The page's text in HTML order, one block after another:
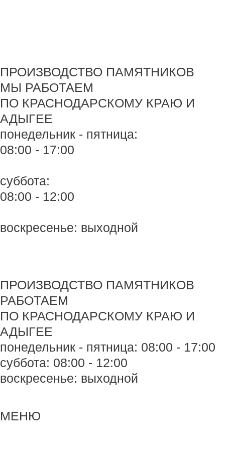
ПРОИЗВОДСТВО ПАМЯТНИКОВ
МЫ РАБОТАЕМ
ПО КРАСНОДАРСКОМУ КРАЮ И
АДЫГЕЕ
понедельник - пятница:
08:00 - 17:00
суббота:
08:00 - 12:00
воскресенье: выходной
ПРОИЗВОДСТВО ПАМЯТНИКОВ
РАБОТАЕМ
ПО КРАСНОДАРСКОМУ КРАЮ И
АДЫГЕЕ
понедельник - пятница: 08:00 - 17:00
суббота: 08:00 - 12:00
воскресенье: выходной
МЕНЮ